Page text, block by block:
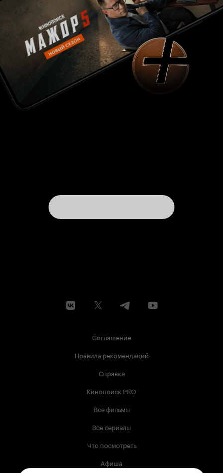
Соглашение
Правила рекомендаций
Справка
Кинопоиск PRO
Все фильмы
Все сериалы
Что посмотреть
Афиша